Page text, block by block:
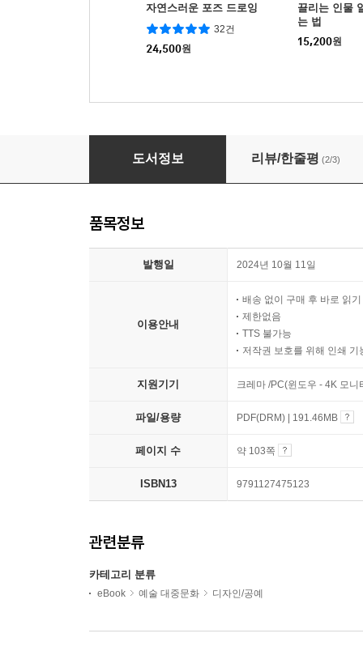
자연스러운 포즈 드로잉
32건
24,500원
끌리는 인물
는 법
15,200원
악역 영애 · 영애 · 성녀 그리기
도서정보 리뷰/한줄평 (2/3)
품목정보
발행일 2024년 10월 11일
이용안내
배송 없이 구매 후 바로 읽기
제한없음
TTS 불가능
저작권 보호를 위해 인쇄 기
지원기기 크레마 /PC(윈도우 - 4K 모
파일/용량 PDF(DRM) | 191.46MB
페이지 수 약 103쪽
ISBN13 9791127475123
관련분류
카테고리 분류
eBook 예술 대중문화 디자인/공예